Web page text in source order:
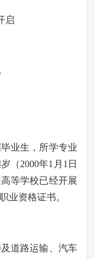
启
业生，所学专业
（2000年1月1日
等学校已经开展
业资格证书。
道路运输、汽车